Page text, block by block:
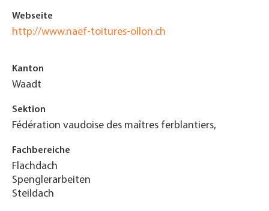
Webseite
http://www.naef-toitures-ollon.ch
Kanton
Waadt
Sektion
Fédération vaudoise des maîtres ferblantiers,
Fachbereiche
Flachdach
Spenglerarbeiten
Steildach